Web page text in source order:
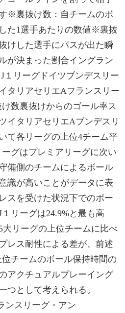
※裏抜け数：自チームのボ
た1選手あたりの数値※裏抜
けした選手にパスが出た瞬
が決まった割合イングラン
１リーグドイツブンデスリー
タリアセリエAフランスリー
数裏抜けからのゴール率ス
イタリアセリエAブンデスリ
て各リーグの上位4チーム平
グはプレミアリーグに次い
備側のチームによるボール
識が高いことがデータに表
を受けた状況下でのボー
リーグは24.9%と最も高
大リーグの上位チームに比べ
レス耐性による差が、前述
チームのボール保持時間の
アクチュアルプレーイング
つとして考えられる。
ンスリーグ・アン